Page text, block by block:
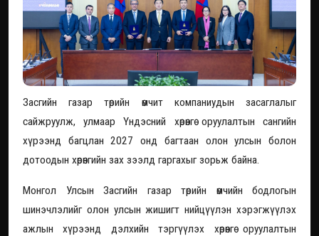
Засгийн газар төрийн өмчит компаниудын засаглалыг
сайжруулж, улмаар Үндэсний хөрөнгө оруулалтын сангийн
хүрээнд багцлан 2027 онд багтаан олон улсын болон
дотоодын хөрөнгийн зах зээлд гаргахыг зорьж байна.
Монгол Улсын Засгийн газар төрийн өмчийн бодлогын
шинэчлэлийг олон улсын жишигт нийцүүлэн хэрэгжүүлэх
ажлын хүрээнд дэлхийн тэргүүлэх хөрөнгө оруулалтын